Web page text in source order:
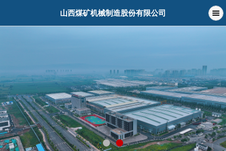
山西煤矿机械制造股份有限公司